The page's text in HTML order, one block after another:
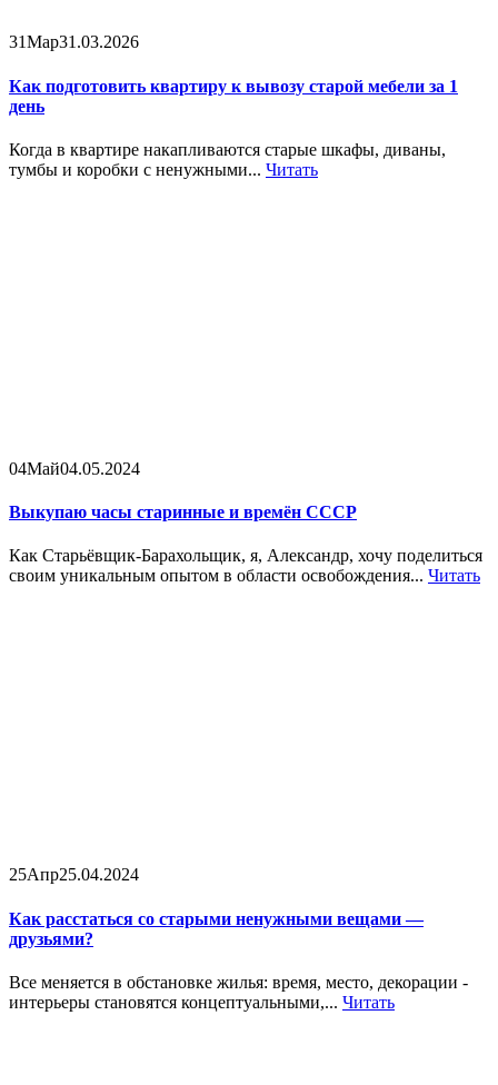
31Мар31.03.2026
Как подготовить квартиру к вывозу старой мебели за 1
день
Когда в квартире накапливаются старые шкафы, диваны,
тумбы и коробки с ненужными... Читать
04Май04.05.2024
Выкупаю часы старинные и времён СССР
Как Старьёвщик-Барахольщик, я, Александр, хочу поделиться
своим уникальным опытом в области освобождения... Читать
25Апр25.04.2024
Как расстаться со старыми ненужными вещами —
друзьями?
Все меняется в обстановке жилья: время, место, декорации -
интерьеры становятся концептуальными,... Читать